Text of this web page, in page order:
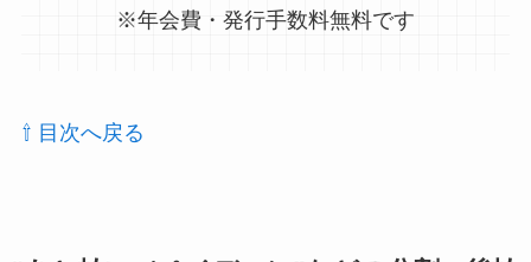
※年会費・発行手数料無料です
⇧ 目次へ戻る